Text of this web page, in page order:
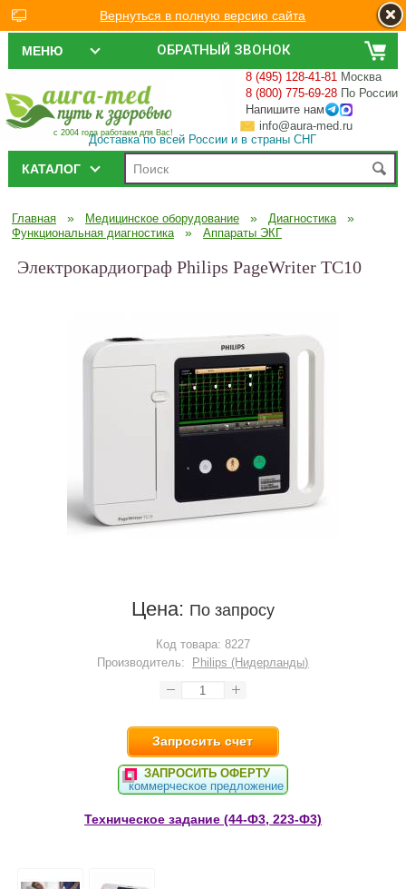
ОБРАТНЫЙ ЗВОНОК
МЕНЮ
с 2004 года работаем для Вас!
8 (495) 128-41-81 Москва
8 (800) 775-69-28 По России
Напишите нам
info@aura-med.ru
Доставка по всей России и в страны СНГ
КАТАЛОГ
Главная » Медицинское оборудование » Диагностика »
Функциональная диагностика » Аппараты ЭКГ
Электрокардиограф Philips PageWriter TC10
Цена: По запросу
Код товара: 8227
Производитель:
Philips (Нидерланды)
Запросить счет
ЗАПРОСИТЬ ОФЕРТУ
коммерческое предложение
Техническое задание (44-Ф3, 223-Ф3)
Вернуться в полную версию сайта